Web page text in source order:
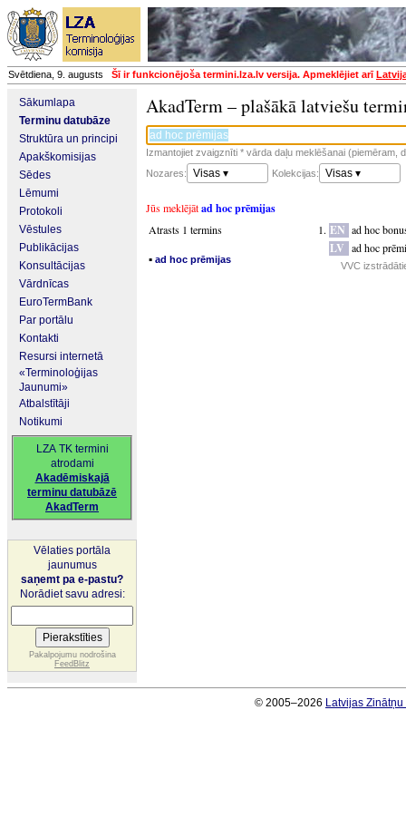
Svētdiena, 9. augusts Šī ir funkcionējoša termini.lza.lv versija. Apmeklējiet arī
Sākumlapa
Terminu datubāze
Struktūra un principi
Apakškomisijas
Sēdes
Lēmumi
Protokoli
Vēstules
Publikācijas
Konsultācijas
Vārdnīcas
EuroTermBank
Par portālu
Kontakti
Resursi internetā
«Terminoloģijas
Jaunumi»
Atbalstītāji
Notikumi
LZA TK termini
atrodami
Akadēmiskajā
terminu datubāzē
AkadTerm
Vēlaties portāla
jaunumus
saņemt pa e-pastu?
Norādiet savu adresi:
Pakalpojumu nodrošina
FeedBlitz
AkadTerm – plašākā latviešu
Izmantojiet zvaigznīti * vārda daļu meklēšanai (piemēram,
Nozares:
Visas ▾ Kolekcijas: Visas ▾
Jūs meklējātad hoc prēmijas
Atrasts 1 termins
▪ ad hoc prēmijas
EN ad hoc
LV ad hoc
VVC
© 2005–2026 Latvijas